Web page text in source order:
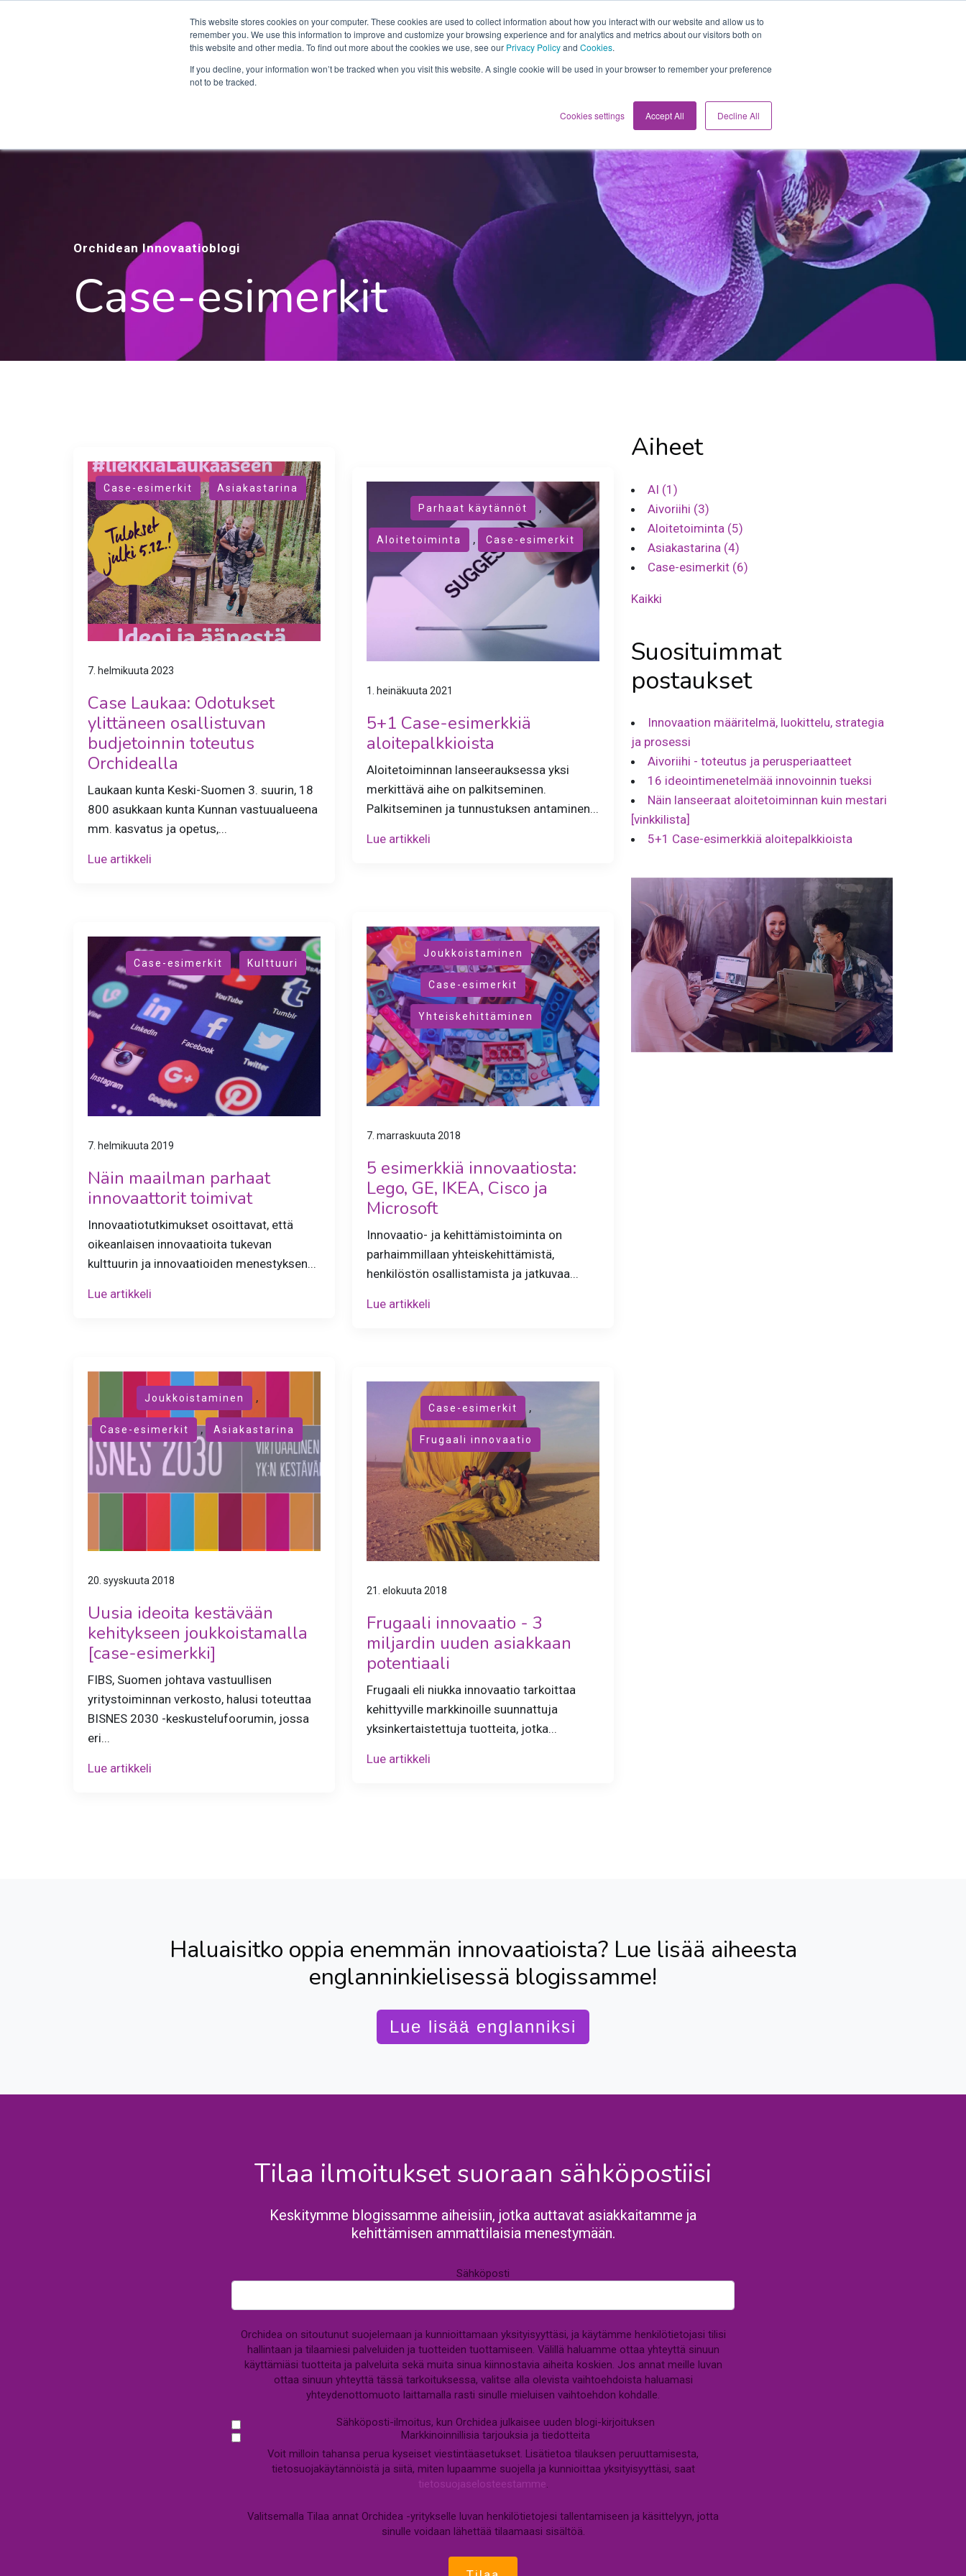
This website stores cookies on your computer. These cookies are used to collect information about how you interact with our website and allow us to
remember you. We use this information to improve and customize your browsing experience and for analytics and metrics about our visitors both on
this website and other media. To find out more about the cookies we use, see our Privacy Policyand Cookies.
If you decline, your information won’t be tracked when you visit this website. A single cookie will be used in your browser to remember your preference
not to be tracked.
Cookies settings Accept All Decline All
TUOTE RATKAISUT HINNAT MALLIT YRITYS RESURSSIT ALOITA ILMAISEKSI
Orchidean Innovaatioblogi
Case-esimerkit
Case-esimerkit , Asiakastarina
7. helmikuuta 2023
Case Laukaa: Odotukset
ylittäneen osallistuvan
budjetoinnin toteutus
Orchidealla
Laukaan kunta Keski-Suomen 3. suurin, 18
800 asukkaan kunta Kunnan vastuualueena
mm. kasvatus ja opetus,...
Lue artikkeli
Parhaat käytännöt ,
Aloitetoiminta , Case-esimerkit
1. heinäkuuta 2021
5+1 Case-esimerkkiä
aloitepalkkioista
Aloitetoiminnan lanseerauksessa yksi
merkittävä aihe on palkitseminen.
Palkitseminen ja tunnustuksen antaminen...
Lue artikkeli
Case-esimerkit , Kulttuuri
7. helmikuuta 2019
Näin maailman parhaat
innovaattorit toimivat
Innovaatiotutkimukset osoittavat, että
oikeanlaisen innovaatioita tukevan
kulttuurin ja innovaatioiden menestyksen...
Lue artikkeli
Joukkoistaminen ,
Case-esimerkit ,
Yhteiskehittäminen
7. marraskuuta 2018
5 esimerkkiä innovaatiosta:
Lego, GE, IKEA, Cisco ja
Microsoft
Innovaatio- ja kehittämistoiminta on
parhaimmillaan yhteiskehittämistä,
henkilöstön osallistamista ja jatkuvaa...
Lue artikkeli
Joukkoistaminen ,
Case-esimerkit , Asiakastarina
20. syyskuuta 2018
Uusia ideoita kestävään
kehitykseen joukkoistamalla
[case-esimerkki]
FIBS, Suomen johtava vastuullisen
yritystoiminnan verkosto, halusi toteuttaa
BISNES 2030 -keskustelufoorumin, jossa
eri...
Lue artikkeli
Case-esimerkit ,
Frugaali innovaatio
21. elokuuta 2018
Frugaali innovaatio - 3
miljardin uuden asiakkaan
potentiaali
Frugaali eli niukka innovaatio tarkoittaa
kehittyville markkinoille suunnattuja
yksinkertaistettuja tuotteita, jotka...
Lue artikkeli
Aiheet
AI (1)
Aivoriihi (3)
Aloitetoiminta (5)
Asiakastarina (4)
Case-esimerkit (6)
Kaikki
Suosituimmat
postaukset
Innovaation määritelmä, luokittelu, strategia
ja prosessi
Aivoriihi - toteutus ja perusperiaatteet
16 ideointimenetelmää innovoinnin tueksi
Näin lanseeraat aloitetoiminnan kuin mestari
[vinkkilista]
5+1 Case-esimerkkiä aloitepalkkioista
Haluaisitko oppia enemmän innovaatioista? Lue lisää aiheesta
englanninkielisessä blogissamme!
Lue lisää englanniksi
Tilaa ilmoitukset suoraan sähköpostiisi
Keskitymme blogissamme aiheisiin, jotka auttavat asiakkaitamme ja
kehittämisen ammattilaisia menestymään.
Sähköposti
Orchidea on sitoutunut suojelemaan ja kunnioittamaan yksityisyyttäsi, ja käytämme henkilötietojasi tilisi
hallintaan ja tilaamiesi palveluiden ja tuotteiden tuottamiseen. Välillä haluamme ottaa yhteyttä sinuun
käyttämiäsi tuotteita ja palveluita sekä muita sinua kiinnostavia aiheita koskien. Jos annat meille luvan
ottaa sinuun yhteyttä tässä tarkoituksessa, valitse alla olevista vaihtoehdoista haluamasi
yhteydenottomuoto laittamalla rasti sinulle mieluisen vaihtoehdon kohdalle.
Sähköposti-ilmoitus, kun Orchidea julkaisee uuden blogi-kirjoituksen
Markkinoinnillisia tarjouksia ja tiedotteita
Voit milloin tahansa perua kyseiset viestintäasetukset. Lisätietoa tilauksen peruuttamisesta,
tietosuojakäytännöistä ja siitä, miten lupaamme suojella ja kunnioittaa yksityisyyttäsi, saat
tietosuojaselosteestamme.
Valitsemalla Tilaa annat Orchidea -yritykselle luvan henkilötietojesi tallentamiseen ja käsittelyyn, jotta
sinulle voidaan lähettää tilaamaasi sisältöä.